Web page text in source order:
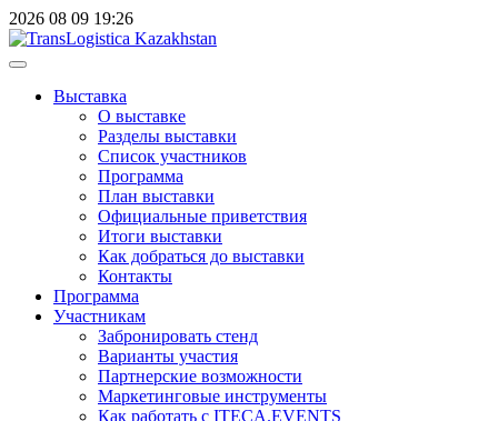
2026 08 09 19:26
Выставка
О выставке
Разделы выставки
Список участников
Программа
План выставки
Официальные приветствия
Итоги выставки
Как добраться до выставки
Контакты
Программа
Участникам
Забронировать стенд
Варианты участия
Партнерские возможности
Маркетинговые инструменты
Как работать с ITECA.EVENTS